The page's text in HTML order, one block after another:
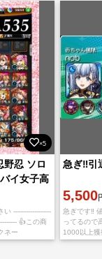
×5
野忍 ソロ
イ女子高
ヌ
------------------
👍この商
ネー
急ぎ‼️引
5,500
急ぎです‼️
ってるので
1000以上獲